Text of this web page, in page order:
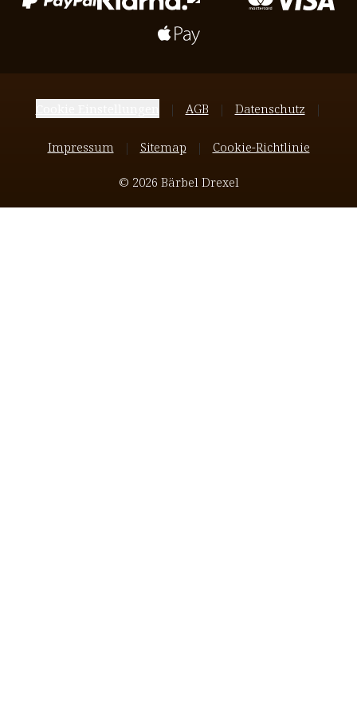
AGB Datenschutz
Impressum Sitemap Cookie-Richtlinie
© 2026 Bärbel Drexel